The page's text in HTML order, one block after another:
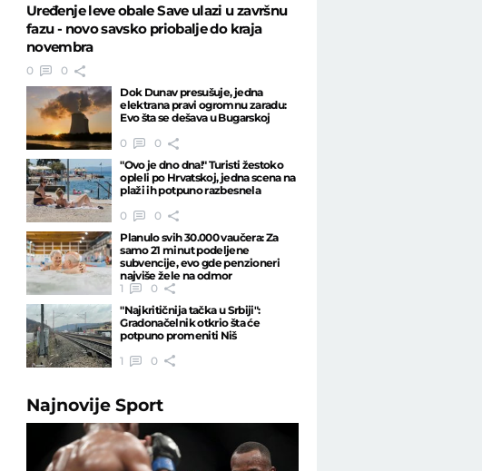
Uređenje leve obale Save ulazi u završnu
fazu - novo savsko priobalje do kraja
novembra
0
0
Dok Dunav presušuje, jedna
elektrana pravi ogromnu zaradu:
Evo šta se dešava u Bugarskoj
0
0
"Ovo je dno dna!" Turisti žestoko
opleli po Hrvatskoj, jedna scena na
plaži ih potpuno razbesnela
0
0
Planulo svih 30.000 vaučera: Za
samo 21 minut podeljene
subvencije, evo gde penzioneri
najviše žele na odmor
1
0
"Najkritičnija tačka u Srbiji":
Gradonačelnik otkrio šta će
potpuno promeniti Niš
1
0
NajnovijeSport